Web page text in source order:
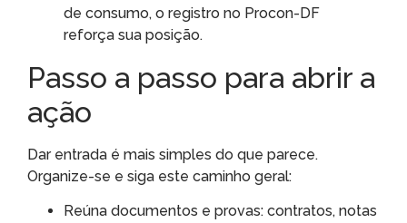
de consumo, o registro no Procon-DF
reforça sua posição.
Passo a passo para abrir a
ação
Dar entrada é mais simples do que parece.
Organize-se e siga este caminho geral:
Reúna documentos e provas: contratos, notas